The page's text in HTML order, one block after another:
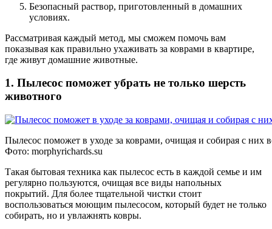
Безопасный раствор, приготовленный в домашних
условиях.
Рассматривая каждый метод, мы сможем помочь вам
показывая как правильно ухаживать за коврами в квартире,
где живут домашние животные.
1. Пылесос поможет убрать не только шерсть
животного
Пылесос поможет в уходе за коврами, очищая и собирая с них
Фото: morphyrichards.su
Такая бытовая техника как пылесос есть в каждой семье и им
регулярно пользуются, очищая все виды напольных
покрытий. Для более тщательной чистки стоит
воспользоваться моющим пылесосом, который будет не только
собирать, но и увлажнять ковры.